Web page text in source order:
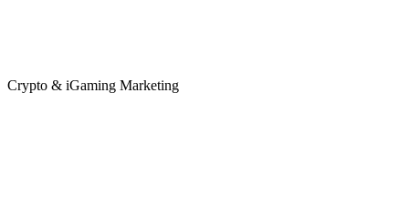
Crypto & iGaming Marketing